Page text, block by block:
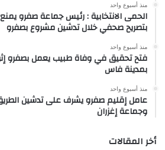
منذ أسبوع واحد
الحمى الانتخابية : رئيس جماعة صفرو
بتصريح صحفي خلال تدشين مشروع بصفرو
منذ أسبوع واحد
فتح تحقيق في وفاة طبيب يعمل بصفرو
بمدينة فاس
منذ أسبوع واحد
عامل إقليم صفرو يشرف على تدشين الطريق
وجماعة إغزران
أخر المقالات